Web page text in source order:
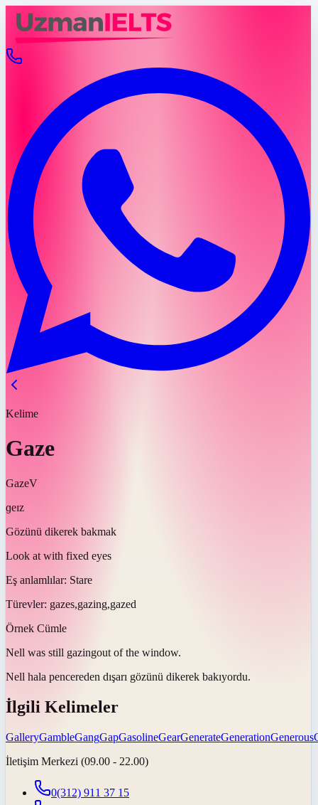
Kelime
Gaze
GazeV
ɡeɪz
Gözünü dikerek bakmak
Look at with fixed eyes
Eş anlamlılar: Stare
Türevler: gazes,gazing,gazed
Örnek Cümle
Nell was still gazingout of the window.
Nell hala pencereden dışarı gözünü dikerek bakıyordu.
İlgili Kelimeler
GalleryGambleGangGapGasolineGearGenerateGenerationGenerous
İletişim Merkezi (09.00 - 22.00)
0(312) 911 37 15